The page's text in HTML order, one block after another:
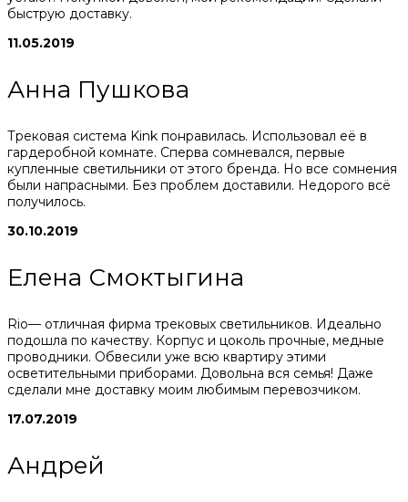
быструю доставку.
11.05.2019
Анна Пушкова
Трековая система Kink понравилась. Использовал её в
гардеробной комнате. Сперва сомневался, первые
купленные светильники от этого бренда. Но все сомнения
были напрасными. Без проблем доставили. Недорого всё
получилось.
30.10.2019
Елена Смоктыгина
Rio— отличная фирма трековых светильников. Идеально
подошла по качеству. Корпус и цоколь прочные, медные
проводники. Обвесили уже всю квартиру этими
осветительными приборами. Довольна вся семья! Даже
сделали мне доставку моим любимым перевозчиком.
17.07.2019
Андрей